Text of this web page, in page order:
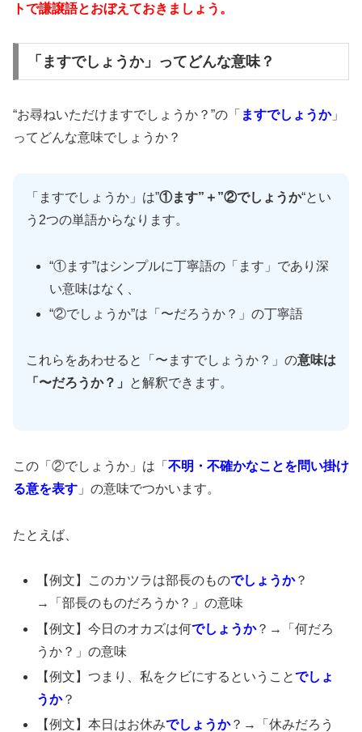
トで謙譲語とおぼえておきましょう。
「ますでしょうか」ってどんな意味？
“お尋ねいただけますでしょうか？”の「 ますでしょうか」
ってどんな意味でしょうか？
「ますでしょうか」は”①ます”＋”②でしょうか“とい
う2つの単語からなります。
“①ます”はシンプルに丁寧語の「ます」であり深
い意味はなく、
“②でしょうか”は「〜だろうか？」の丁寧語
これらをあわせると「〜ますでしょうか？」の意味は
「〜だろうか？」
と解釈できます。
この「②でしょうか」は「 不明・不確かなことを問い掛け
る意を表す 」の意味でつかいます。
たとえば、
【例文】このカツラは部長のものでしょうか？
→「部長のものだろうか？」の意味
【例文】今日のオカズは何でしょうか？→「何だろ
うか？」の意味
【例文】つまり、私をクビにするということでしょ
うか？
【例文】本日はお休みでしょうか？→「休みだろう